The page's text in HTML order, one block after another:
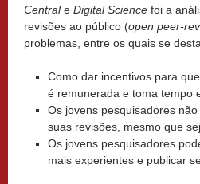
Centrale Digital Science foi a
revisões ao público (open peer-
problemas, entre os quais se
Como dar incentivos para
é remunerada e toma tempo
Os jovens pesquisadores
suas revisões, mesmo que
Os jovens pesquisadores
mais experientes e publicar